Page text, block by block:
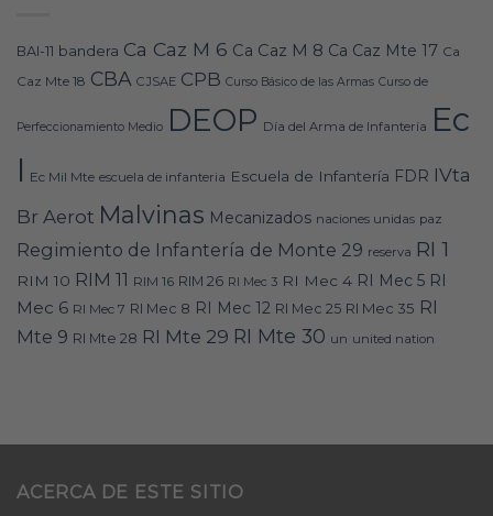
BAI-11 bandera Ca Caz M 6 Ca Caz M 8 Ca Caz Mte 17 Ca
Caz Mte 18 CBA CJSAE CPB Curso Básico de las Armas Curso de
Perfeccionamiento Medio DEOP Día del Arma de Infantería Ec
I Ec Mil Mte escuela de infanteria Escuela de Infantería FDR IVta
Br Aerot Malvinas Mecanizados naciones unidas paz
Regimiento de Infantería de Monte 29 reserva RI 1
RIM 10 RIM 11 RIM 16 RIM 26 RI Mec 3 RI Mec 4 RI Mec 5 RI
Mec 6 RI Mec 7 RI Mec 8 RI Mec 12 RI Mec 25 RI Mec 35 RI
Mte 9 RI Mte 28 RI Mte 29 RI Mte 30 un united nation
ACERCA DE ESTE SITIO